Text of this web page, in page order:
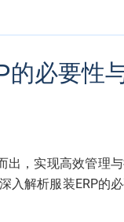
必要性
出，实现高效管理
入解析服装ERP的